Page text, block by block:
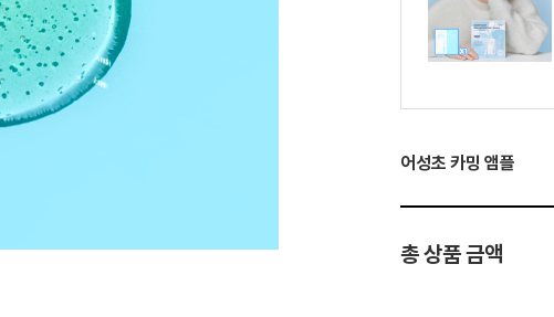
어성초 카밍 앰플
총 상품 금액